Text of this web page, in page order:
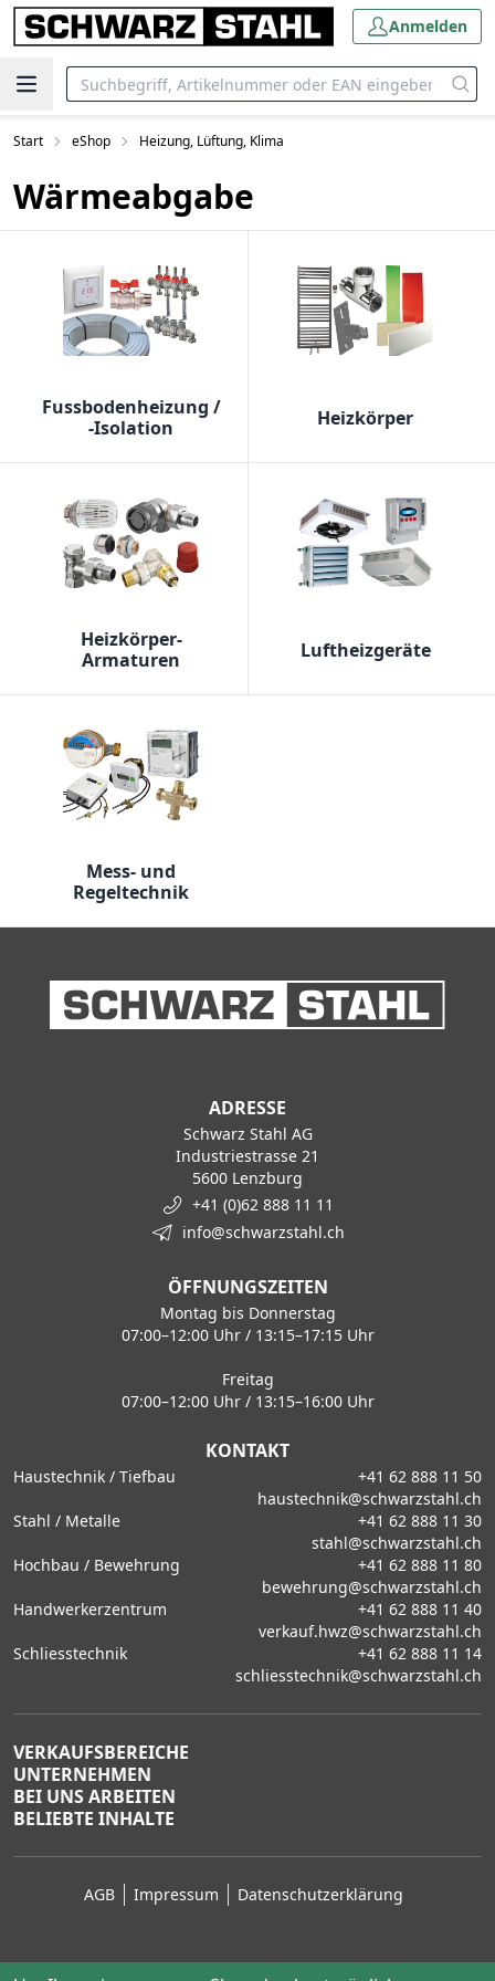
Anmelden
Start eShop Heizung, Lüftung, Klima
Wärmeabgabe
Fussbodenheizung /
-Isolation
Heizkörper
Heizkörper-
Armaturen
Luftheizgeräte
Mess- und
Regeltechnik
ADRESSE
Schwarz Stahl AG
Industriestrasse 21
5600 Lenzburg
+41 (0)62 888 11 11
info@schwarzstahl.ch
ÖFFNUNGSZEITEN
Montag bis Donnerstag
07:00–12:00 Uhr / 13:15–17:15 Uhr
Freitag
07:00–12:00 Uhr / 13:15–16:00 Uhr
KONTAKT
Haustechnik / Tiefbau
+41 62 888 11 50
haustechnik@schwarzstahl.ch
Stahl / Metalle
+41 62 888 11 30
stahl@schwarzstahl.ch
Hochbau / Bewehrung
+41 62 888 11 80
bewehrung@schwarzstahl.ch
Handwerkerzentrum
+41 62 888 11 40
verkauf.hwz@schwarzstahl.ch
Schliesstechnik
+41 62 888 11 14
schliesstechnik@schwarzstahl.ch
VERKAUFSBEREICHE
UNTERNEHMEN
BEI UNS ARBEITEN
BELIEBTE INHALTE
AGB Impressum Datenschutzerklärung